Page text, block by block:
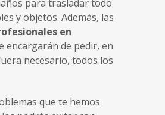
para trasladar todo
y objetos. Además, las
en
encargarán de pedir, en
necesario, todos los
que te hemos